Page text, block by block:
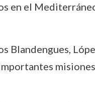
en el
Blandengues,